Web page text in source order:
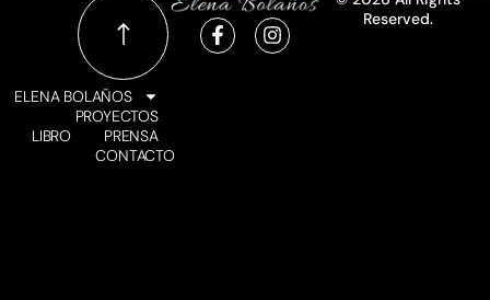
Reserved.
ELENA BOLAÑOS
PROYECTOS
LIBRO
PRENSA
CONTACTO